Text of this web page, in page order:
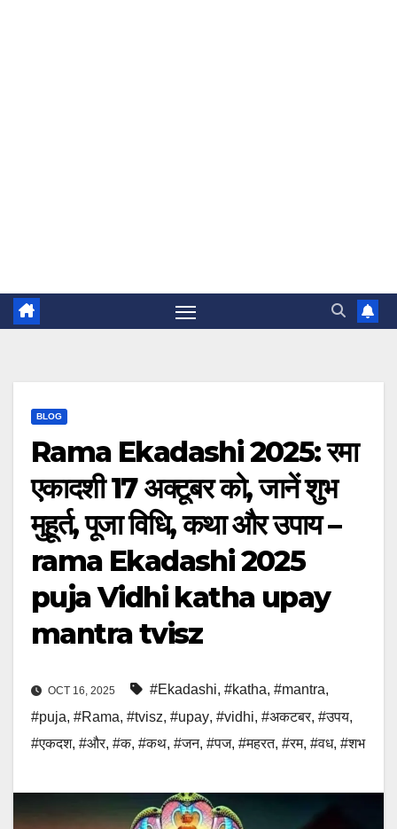
BLOG
Rama Ekadashi 2025: रमा
एकादशी 17 अक्टूबर को, जानें शुभ
मुहूर्त, पूजा विधि, कथा और उपाय –
rama Ekadashi 2025
puja Vidhi katha upay
mantra tvisz
OCT 16, 2025 #Ekadashi, #katha, #mantra,
#puja, #Rama, #tvisz, #upay, #vidhi, #अकटबर, #उपय,
#एकदश, #और, #क, #कथ, #जन, #पज, #महरत, #रम, #वध, #शभ